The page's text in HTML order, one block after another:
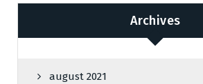
Archives
august 2021